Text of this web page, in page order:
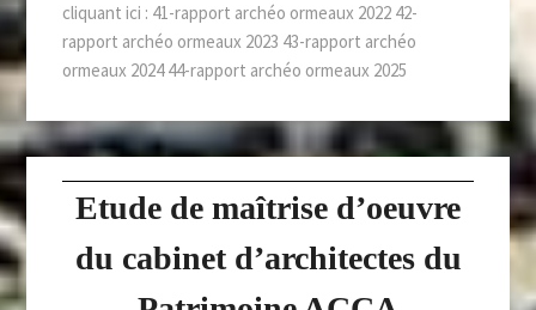
cliquant ici : 41-rapport archéo ormeaux 2022 42-
rapport archéo ormeaux 2023 43-rapport archéo
ormeaux 2024 44-rapport archéo ormeaux 2025
Etude de maîtrise d’oeuvre
du cabinet d’architectes du